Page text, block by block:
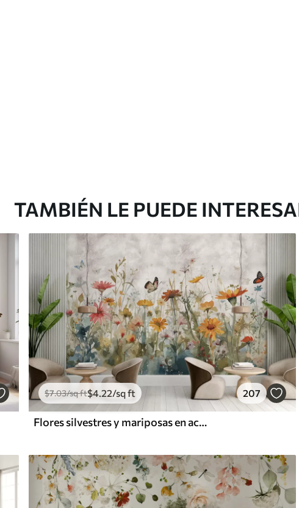
TAMBIÉN LE PUEDE
$7.03/sq ft$4 .22/sq ft 207
Flores silvestres y mariposas en acuarela